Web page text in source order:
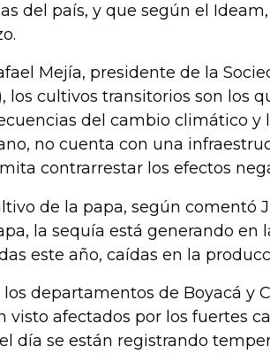
del país, y que según el
Mejía, presidente de la
los cultivos transitorios son los
del cambio climático y
no cuenta con una
contrarrestar los efectos
de la papa, según comentó
la sequía está generando en
este año, caídas en la
departamentos de Boyacá y
visto afectados por los fuertes
día se están registrando